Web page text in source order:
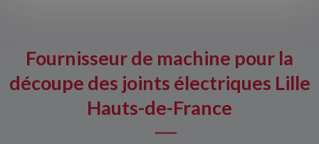
Fournisseur de machine pour la
découpe des joints électriques Lille
Hauts-de-France